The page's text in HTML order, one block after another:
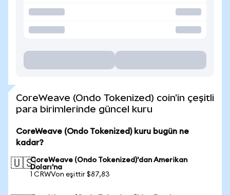
CoreWeave (Ondo Tokenized) coin'in çeşitli
para birimlerinde güncel kuru
CoreWeave (Ondo Tokenized) kuru bugün ne
kadar?
🇺🇸CoreWeave (Ondo Tokenized)'dan Amerikan
Doları'na
1 CRWVon eşittir $87,83